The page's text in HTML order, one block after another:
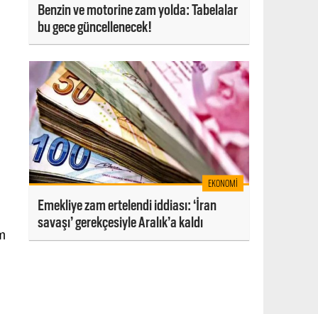
Benzin ve motorine zam yolda: Tabelalar
bu gece güncellenecek!
EKONOMI
Emekliye zam ertelendi iddiası: ‘İran
savaşı’ gerekçesiyle Aralık’a kaldı